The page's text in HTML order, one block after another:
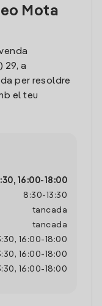
Mota
29, a
per resoldre
el teu
, 16:00- 18:00
8:30- 13:30
tancada
tancada
, 16:00- 18:00
, 16:00- 18:00
, 16:00- 18:00